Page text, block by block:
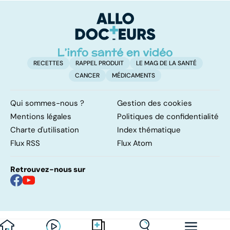
lumbago
RECETTES RAPPEL PRODUIT
LE MAG DE LA SANTÉ
CANCER
MÉDICAMENTS
Qui sommes-nous ?
Gestion des cookies
Mentions légales
Politiques de confidentialité
Charte d'utilisation
Index thématique
Flux RSS
Flux Atom
Retrouvez-nous sur